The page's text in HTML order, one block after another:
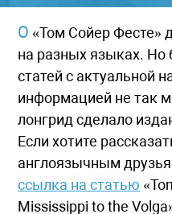
О «Том Сойер Фесте» довольно много писали
на разных языках. Но
статей с актуальной
информацией не так
лонгрид сделало
Если хотите
англоязычным
ссылка на статью
Mississippi to the